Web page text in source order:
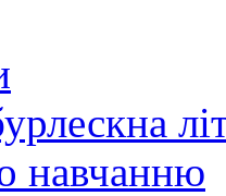
навчанню